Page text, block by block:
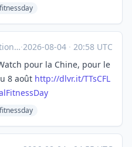
·2026-08-04 · 20:58 UTC
pour la Chine, pour le
8 août http://dlvr.it/TTsCFL